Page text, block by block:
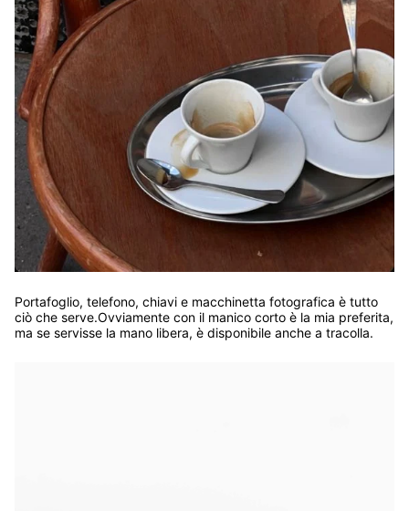
Portafoglio, telefono, chiavi e macchinetta fotografica è tutto
ciò che serve.Ovviamente con il manico corto è la mia preferita,
ma se servisse la mano libera, è disponibile anche a tracolla.